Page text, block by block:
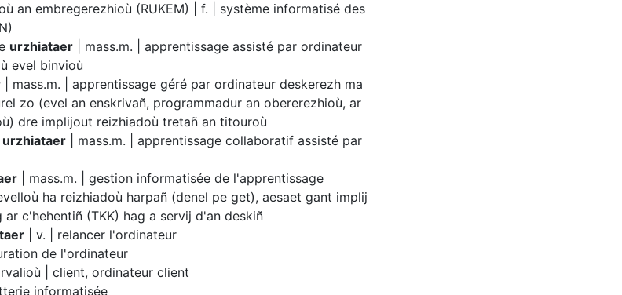
an embregerezhioù (RUKEM) | f. | système informatisé des
urzhiataer | mass.m. | apprentissage assisté par ordinateur
evel binvioù
| mass.m. | apprentissage géré par ordinateur deskerezh ma
zo (evel an enskrivañ, programmadur an obererezhioù, ar
dre implijout reizhiadoù tretañ an titouroù
urzhiataer | mass.m. | apprentissage collaboratif assisté par
| mass.m. | gestion informatisée de l'apprentissage
ha reizhiadoù harpañ (denel pe get), aesaet gant implij
c'hehentiñ (TKK) hag a servij d'an deskiñ
| v. | relancer l'ordinateur
de l'ordinateur
| client, ordinateur client
informatisée